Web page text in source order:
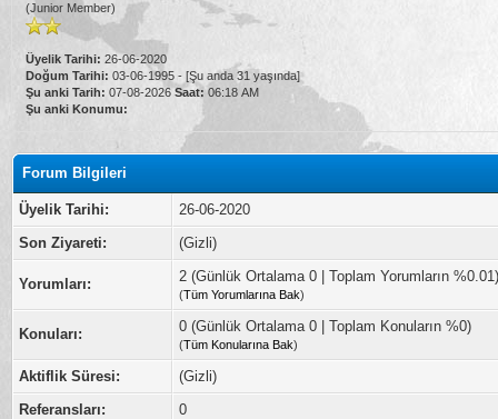
(Junior Member)
Üyelik Tarihi: 26-06-2020
Doğum Tarihi: 03-06-1995 - [Şu anda 31 yaşında]
Şu anki Tarih: 07-08-2026Saat:06:18 AM
Şu anki Konumu:
Forum Bilgileri
Üyelik Tarihi:
26-06-2020
Son Ziyareti:
(Gizli)
Yorumları: 2 (Günlük Ortalama 0 | Toplam Yorumların %0.01)
(Tüm Yorumlarına Bak)
Konuları: 0 (Günlük Ortalama 0 | Toplam Konuların %0)
(Tüm Konularına Bak)
Aktiflik Süresi:
(Gizli)
Referansları:
0